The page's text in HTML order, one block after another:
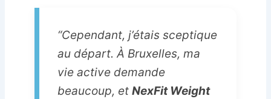
“Cependant, j’étais sceptique
au départ. À Bruxelles, ma
vie active demande
beaucoup, etNexFit Weight